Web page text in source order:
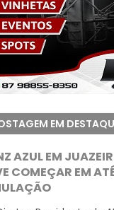
EM
AZUL EM
COMEÇAR EM